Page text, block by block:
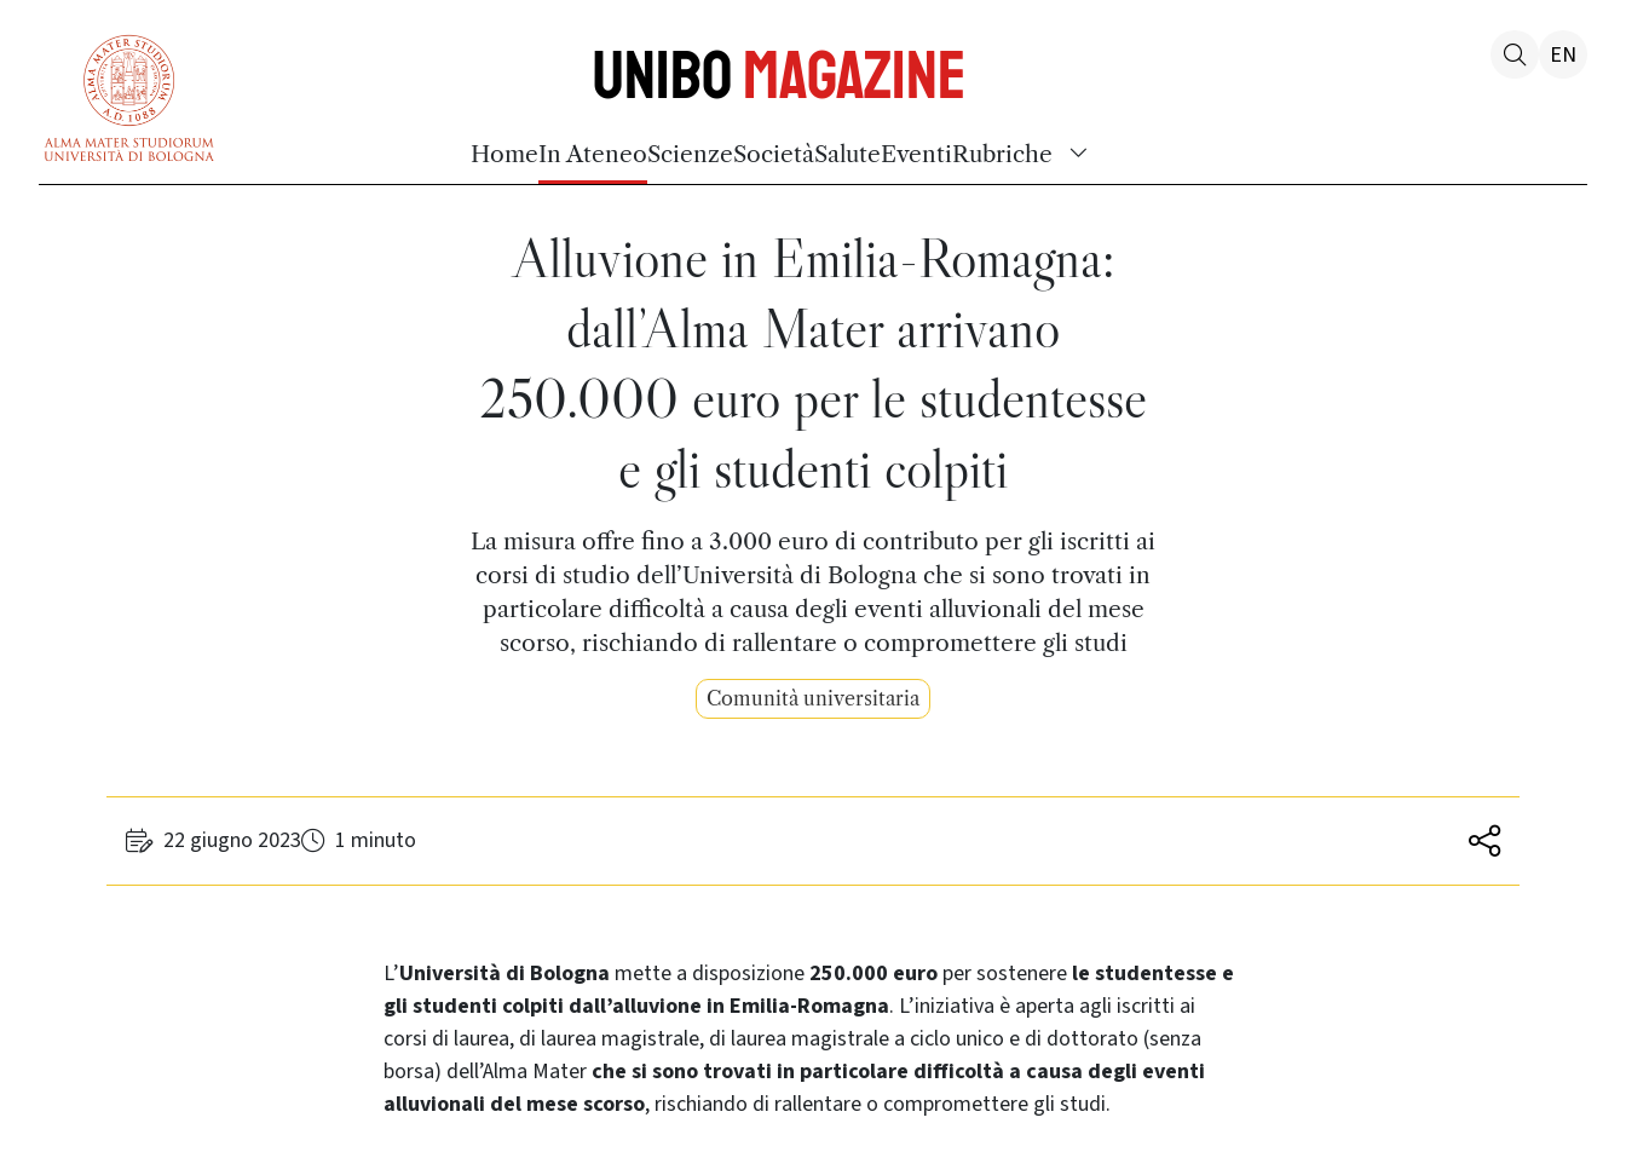
UniboMagazine
HomeIn AteneoScienzeSocietàSaluteEventiRubriche
EN
Alluvione in Emilia-Romagna:
dall’Alma Mater arrivano
250.000 euro per le studentesse
e gli studenti colpiti
La misura offre fino a 3.000 euro di contributo per gli iscritti ai
corsi di studio dell’Università di Bologna che si sono trovati in
particolare difficoltà a causa degli eventi alluvionali del mese
scorso, rischiando di rallentare o compromettere gli studi
Comunità universitaria
22 giugno 2023 1 minuto
L’Università di Bologna mette a disposizione 250.000 euro per sostenere le studentesse e
gli studenti colpiti dall’alluvione in Emilia-Romagna. L’iniziativa è aperta agli iscritti ai
corsi di laurea, di laurea magistrale, di laurea magistrale a ciclo unico e di dottorato (senza
borsa) dell’Alma Mater che si sono trovati in particolare difficoltà a causa degli eventi
alluvionali del mese scorso, rischiando di rallentare o compromettere gli studi.